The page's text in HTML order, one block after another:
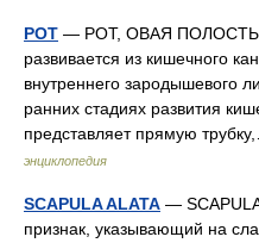
РОТ — РОТ, ОВАЯ ПОЛОСТЬ.
развивается из кишечного
внутреннего зародышевого
ранних стадиях развития
представляет прямую
энциклопедия
SCAPULA ALATA —
признак, указывающий на